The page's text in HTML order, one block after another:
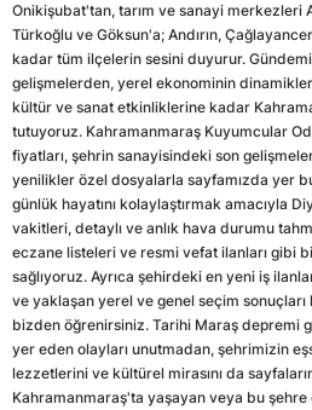
Onikişubat'tan, tarım ve sanayi merkezleri
Türkoğlu ve Göksun'a; Andırın,
kadar tüm ilçelerin sesini duyurur.
gelişmelerden, yerel ekonominin
kültür ve sanat etkinliklerine kadar
tutuyoruz. Kahramanmaraş Kuyumcular
fiyatları, şehrin sanayisindeki son
yenilikler özel dosyalarla sayfamızda yer
günlük hayatını kolaylaştırmak amacıyla
vakitleri, detaylı ve anlık hava durumu
eczane listeleri ve resmi vefat ilanları gibi
sağlıyoruz. Ayrıca şehirdeki en yeni iş
ve yaklaşan yerel ve genel seçim
bizden öğrenirsiniz. Tarihi Maraş depremi
yer eden olayları unutmadan, şehrimizin
lezzetlerini ve kültürel mirasını da
Kahramanmaraş'ta yaşayan veya bu